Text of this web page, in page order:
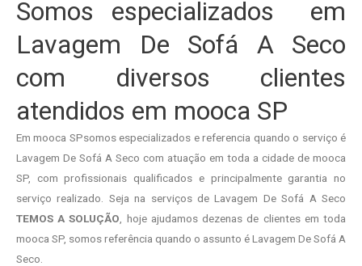
Somos especializados em
Lavagem De Sofá A Seco
com diversos clientes
atendidos em mooca SP
Em mooca SPsomos especializados e referencia quando o serviço é
Lavagem De Sofá A Seco com atuação em toda a cidade de mooca
SP, com profissionais qualificados e principalmente garantia no
serviço realizado. Seja na serviços de Lavagem De Sofá A Seco
TEMOS A SOLUÇÃO , hoje ajudamos dezenas de clientes em toda
mooca SP, somos referência quando o assunto é Lavagem De Sofá A
Seco.